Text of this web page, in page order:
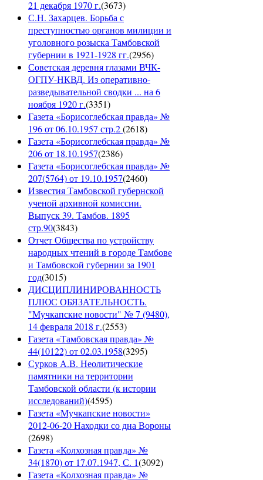
21 декабря 1970 г.(3673)
С.Н. Захарцев. Борьба с
преступностью органов милиции и
уголовного розыска Тамбовской
губернии в 1921-1928 гг.(2956)
Советская деревня глазами ВЧК-
ОГПУ-НКВД. Из оперативно-
разведывательной сводки ... на 6
ноября 1920 г.(3351)
Газета «Борисоглебская правда» №
196 от 06.10.1957 стр.2(2618)
Газета «Борисоглебская правда» №
206 от 18.10.1957(2386)
Газета «Борисоглебская правда» №
207(5764) от 19.10.1957(2460)
Известия Тамбовской губернской
ученой архивной комиссии.
Выпуск 39. Тамбов. 1895
стр.90(3843)
Отчет Общества по устройству
народных чтений в городе Тамбове
и Тамбовской губернии за 1901
год(3015)
ДИСЦИПЛИНИРОВАННОСТЬ
ПЛЮС ОБЯЗАТЕЛЬНОСТЬ.
"Мучкапские новости" № 7 (9480),
14 февраля 2018 г.(2553)
Газета «Тамбовская правда» №
44(10122) от 02.03.1958(3295)
Сурков А.В. Неолитические
памятники на территории
Тамбовской области (к истории
исследований)(4595)
Газета «Мучкапские новости»
2012-06-20 Находки со дна Вороны
(2698)
Газета «Колхозная правда» №
34(1870) от 17.07.1947, С. 1(3092)
Газета «Колхозная правда» №